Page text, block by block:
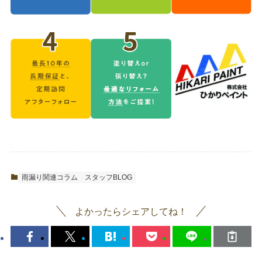
雨漏り関連コラム スタッフBLOG
よかったらシェアしてね！